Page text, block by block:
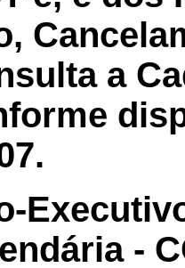
a
-